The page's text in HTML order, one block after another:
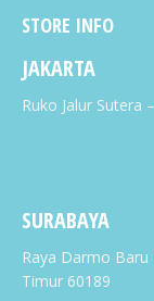
STORE INFO
JAKARTA
Ruko Jalur Sutera
SURABAYA
Raya Darmo Baru
Timur 60189